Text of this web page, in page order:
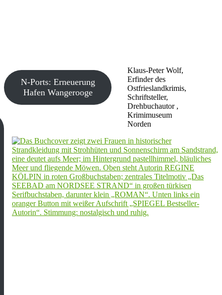
Klaus-Peter Wolf,
Erfinder des
Ostfrieslandkrimis,
Schriftsteller,
Drehbuchautor ,
Krimimuseum
Norden
N-Ports: Erneuerung
Hafen Wangerooge